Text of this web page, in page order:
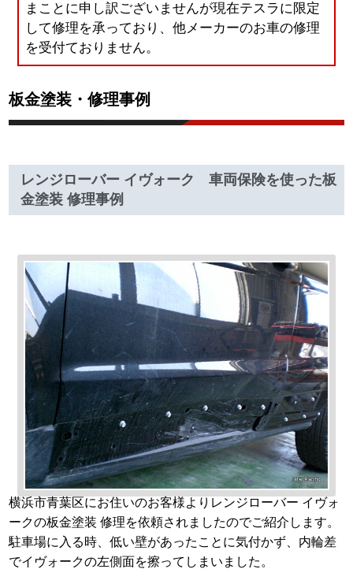
まことに申し訳ございませんが現在テスラに限定
して修理を承っており、他メーカーのお車の修理
を受付ておりません。
板金塗装・修理事例
レンジローバー イヴォーク 車両保険を使った板
金塗装 修理事例
横浜市青葉区にお住いのお客様よりレンジローバー イヴォ
ークの板金塗装 修理を依頼されましたのでご紹介します。
駐車場に入る時、低い壁があったことに気付かず、内輪差
でイヴォークの左側面を擦ってしまいました。